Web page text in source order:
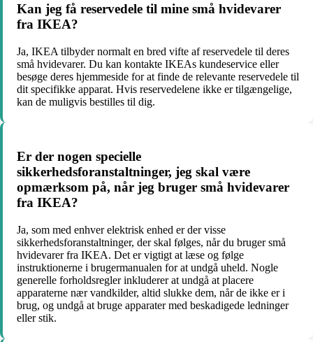
Kan jeg få reservedele til mine små hvidevarer
fra IKEA?
Ja, IKEA tilbyder normalt en bred vifte af reservedele til deres
små hvidevarer. Du kan kontakte IKEAs kundeservice eller
besøge deres hjemmeside for at finde de relevante reservedele til
dit specifikke apparat. Hvis reservedelene ikke er tilgængelige,
kan de muligvis bestilles til dig.
Er der nogen specielle
sikkerhedsforanstaltninger, jeg skal være
opmærksom på, når jeg bruger små hvidevarer
fra IKEA?
Ja, som med enhver elektrisk enhed er der visse
sikkerhedsforanstaltninger, der skal følges, når du bruger små
hvidevarer fra IKEA. Det er vigtigt at læse og følge
instruktionerne i brugermanualen for at undgå uheld. Nogle
generelle forholdsregler inkluderer at undgå at placere
apparaterne nær vandkilder, altid slukke dem, når de ikke er i
brug, og undgå at bruge apparater med beskadigede ledninger
eller stik.